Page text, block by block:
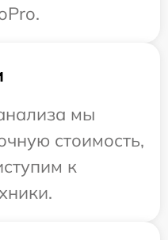
мы
стоимость,
к